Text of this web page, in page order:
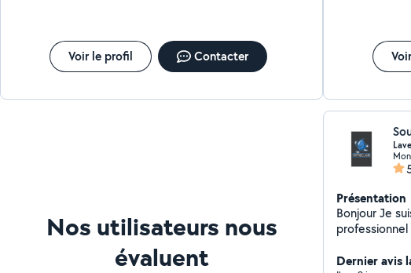
Voir le profil Contacter
Nos utilisateurs nous
évaluent
Présentation
Bonjour Je suis auto auto-entrepreneur vitreclair ,
siège auto,
Dernier avis